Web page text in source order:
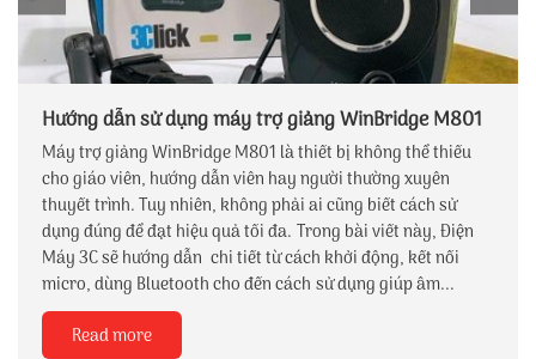
Hướng dẫn sử dụng máy trợ giảng WinBridge M801
Máy trợ giảng WinBridge M801 là thiết bị không thể thiếu
cho giáo viên, hướng dẫn viên hay người thường xuyên
thuyết trình. Tuy nhiên, không phải ai cũng biết cách sử
dụng đúng để đạt hiệu quả tối đa. Trong bài viết này, Điện
Máy 3C sẽ hướng dẫn chi tiết từ cách khởi động, kết nối
micro, dùng Bluetooth cho đến cách sử dụng giúp âm...
Read more